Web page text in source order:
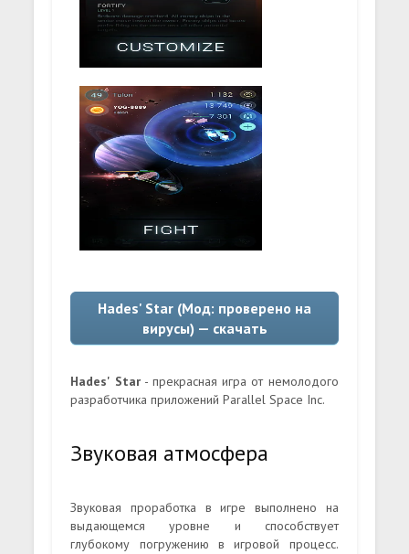
Hades' Star (Мод: проверено на
вирусы) — скачать
Hades' Star- прекрасная игра от немолодого
разработчика приложений Parallel Space Inc.
Звуковая атмосфера
Звуковая проработка в игре выполнено на
выдающемся уровне и способствует
глубокому погружению в игровой процесс.